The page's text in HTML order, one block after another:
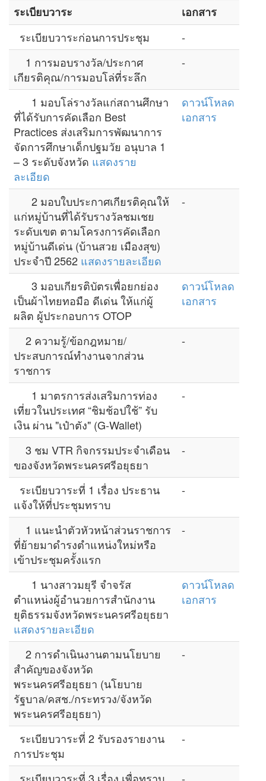
ระเบียบวาระ
เอกสาร
ระเบียบวาระก่อนการประชุม
-
1 การมอบรางวัล/ประกาศ
เกียรติคุณ/การมอบโล่ที่ระลึก
-
1 มอบโล่รางวัลแก่สถานศึกษา
ที่ได้รับการคัดเลือก Best
Practices ส่งเสริมการพัฒนาการ
จัดการศึกษาเด็กปฐมวัย อนุบาล 1
– 3 ระดับจังหวัด แสดงราย
ละเอียด
ดาวน์โหลด
เอกสาร
2 มอบใบประกาศเกียรติคุณให้
แก่หมู่บ้านที่ได้รับรางวัลชมเชย
ระดับเขต ตามโครงการคัดเลือก
หมู่บ้านดีเด่น (บ้านสวย เมืองสุข)
ประจำปี 2562 แสดงรายละเอียด
-
3 มอบเกียรติบัตรเพื่อยกย่อง
เป็นผ้าไทยทอมือ ดีเด่น ให้แก่ผู้
ผลิต ผู้ประกอบการ OTOP
ดาวน์โหลด
เอกสาร
2 ความรู้/ข้อกฎหมาย/
ประสบการณ์ทำงานจากส่วน
ราชการ
-
1 มาตรการส่งเสริมการท่อง
เที่ยวในประเทศ “ชิมช้อปใช้” รับ
เงิน ผ่าน "เป๋าตัง" (G-Wallet)
-
3 ชม VTR กิจกรรมประจำเดือน
ของจังหวัดพระนครศรีอยุธยา
-
ระเบียบวาระที่ 1 เรื่อง ประธาน
แจ้งให้ที่ประชุมทราบ
-
1 แนะนำตัวหัวหน้าส่วนราชการ
ที่ย้ายมาดำรงตำแหน่งใหม่หรือ
เข้าประชุมครั้งแรก
-
1 นางสาวมยุรี จำจรัส
ตำแหน่งผู้อำนวยการสำนักงาน
ยุติธรรมจังหวัดพระนครศรีอยุธยา
แสดงรายละเอียด
ดาวน์โหลด
เอกสาร
2 การดำเนินงานตามนโยบาย
สำคัญของจังหวัด
พระนครศรีอยุธยา (นโยบาย
รัฐบาล/คสช./กระทรวง/จังหวัด
พระนครศรีอยุธยา)
-
ระเบียบวาระที่ 2 รับรองรายงาน
การประชุม
-